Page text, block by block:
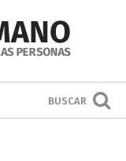
BUSCAR